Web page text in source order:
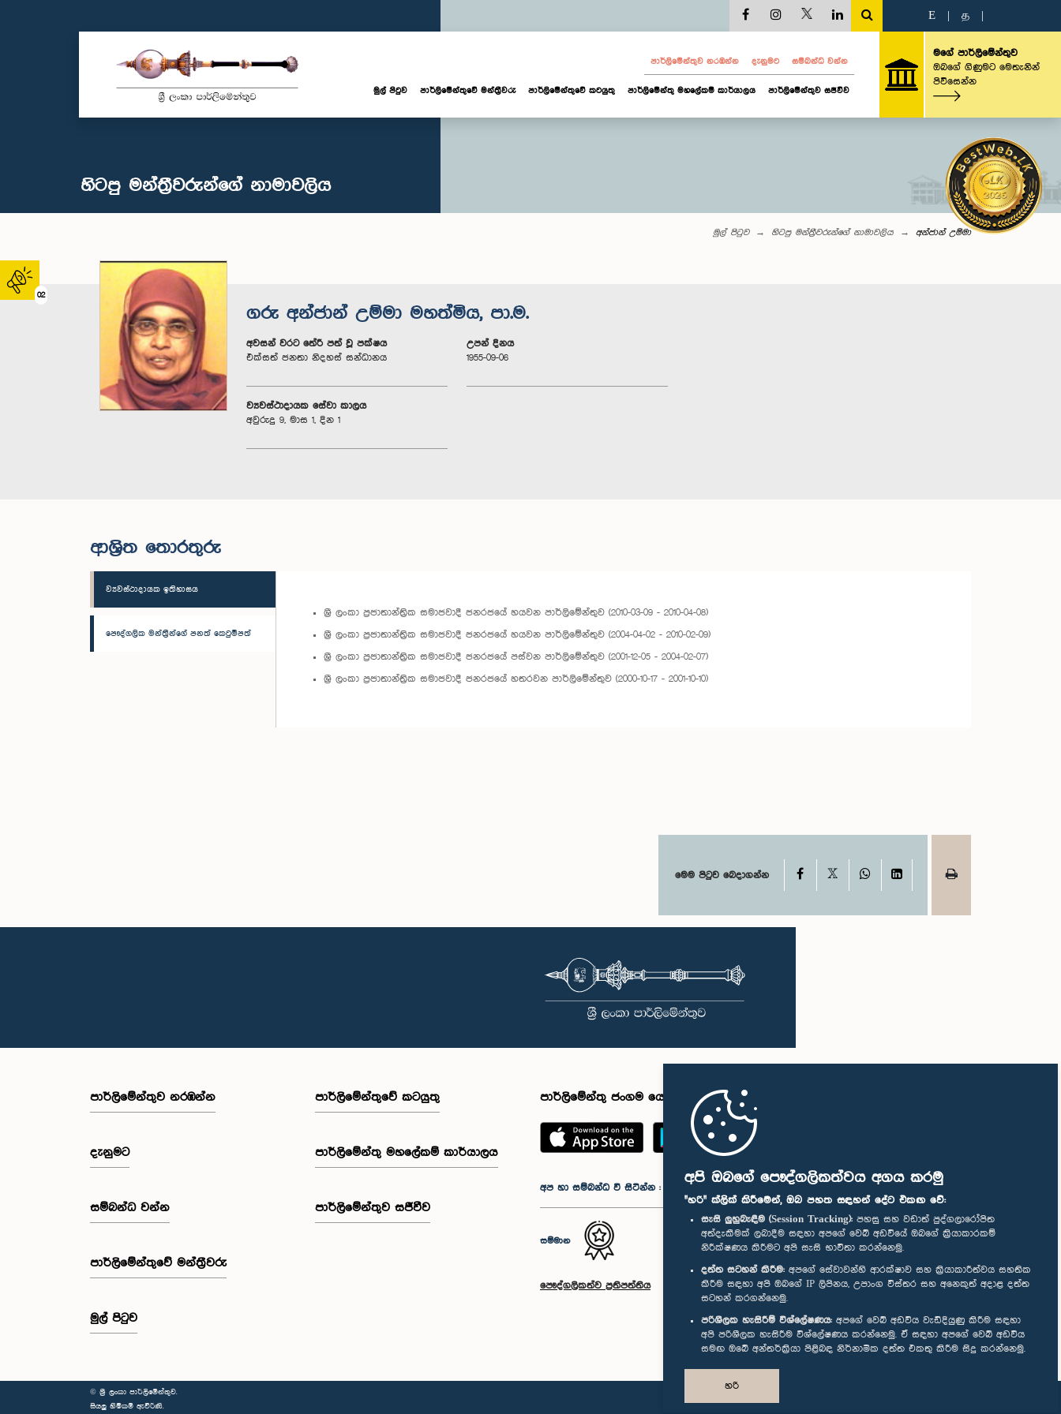
අපි ඔබගේ පෞද්ගලිකත්වය අගය කරමු
"හරි" ක්ලික් කිරීමෙන්, ඔබ පහත සඳහන් දේට එකඟ වේ:
සැසි ලුහුබැඳීම (Session Tracking): පහසු සහ වඩාත් පුද්ගලාරෝපිත
අත්දැකීමක් ලබාදීම සඳහා අපගේ වෙබ් අඩවියේ ඔබගේ ක්‍රියාකාරකම්
නිරීක්ෂණය කිරීමට අපි සැසි භාවිතා කරන්නෙමු.
දත්ත සටහන් කිරීම: අපගේ සේවාවන්හි ආරක්ෂාව සහ ක්‍රියාකාරීත්වය සහතික
කිරීම සඳහා අපි ඔබගේ IP ලිපිනය, උපාංග විස්තර සහ අනෙකුත් අදාළ දත්ත
සටහන් කරගන්නෙමු.
පරිශීලක හැසිරීම් විශ්ලේෂණය: අපගේ වෙබ් අඩවිය වැඩිදියුණු කිරීම සඳහා
අපි පරිශීලක හැසිරීම විශ්ලේෂණය කරන්නෙමු. ඒ සඳහා අපගේ වෙබ් අඩවිය
සමඟ ඔබේ අන්තර්ක්‍රියා පිළිබඳ නිර්නාමික දත්ත එකතු කිරීම සිදු කරන්නෙමු.
හරි
02
E த
පාර්ලි‌මේන්තුව නරඹන්න දැනුමට සම්බන්ධ වන්න
මුල් පිටුව පාර්ලි‌මේන්තුවේ මන්ත්‍රීවරු පාර්ලිමේන්තුවේ කටයුතු පාර්ලිමේන්තු මහලේකම් කාර්යාලය පාර්ලිමේන්තුව සජීවීව
මගේ පාර්ලිමේන්තුව
ඔබගේ ගිණුමට මෙතැනින්
පිවිසෙන්න
හිටපු මන්ත්‍රීවරුන්ගේ නාමාවලිය
මුල් පිටුව හිටපු මන්ත්‍රීවරුන්ගේ නාමාවලිය අන්ජාන් උම්මා
ගරු අන්ජාන් උම්මා මහත්මිය, පා.ම.
අවසන් වරට තේරී පත් වූ පක්ෂය
එක්සත් ජනතා නිදහස් සන්ධානය
උපන් දිනය
1955-09-06
ව්‍යවස්ථාදායක සේවා කාලය
අවුරුදු 9, මාස 1, දින 1
ආශ්‍රිත තොරතුරු
ව්‍යවස්ථාදායක ඉතිහාසය
පෞද්ගලික මන්ත්‍රීන්ගේ පනත් කෙටුම්පත්
ශ්‍රී ලංකා ප්‍රජාතාන්ත්‍රික සමාජවාදී ජනරජයේ හයවන පාර්ලිමේන්තුව (2010-03-09 - 2010-04-08)
ශ්‍රී ලංකා ප්‍රජාතාන්ත්‍රික සමාජවාදී ජනරජයේ හයවන පාර්ලිමේන්තුව (2004-04-02 - 2010-02-09)
ශ්‍රී ලංකා ප්‍රජාතාන්ත්‍රික සමාජවාදී ජනරජයේ පස්වන පාර්ලිමේන්තුව (2001-12-05 - 2004-02-07)
ශ්‍රී ලංකා ප්‍රජාතාන්ත්‍රික සමාජවාදී ජනරජයේ හතරවන පාර්ලිමේන්තුව (2000-10-17 - 2001-10-10)
මෙම පිටුව බෙදාගන්න Facebook WhatsAppLinkedIn
පාර්ලි‌මේන්තුව නරඹන්න
දැනුමට
සම්බන්ධ වන්න
පාර්ලි‌මේන්තුවේ මන්ත්‍රීවරු
මුල් පිටුව
පාර්ලිමේන්තුවේ කටයුතු
පාර්ලිමේන්තු මහලේකම් කාර්යාලය
පාර්ලිමේන්තුව සජීවීව
පාර්ලිමේන්තු ජංගම යෙදුම
අප හා සම්බන්ධ වී සිටින්න :
සම්මාන
පෞද්ගලිකත්ව ප්‍රතිපත්තිය
© ශ්‍රී ලංකා පාර්ලි‌මේන්තුව.
සියලු හිමිකම් ඇවිරිණි.